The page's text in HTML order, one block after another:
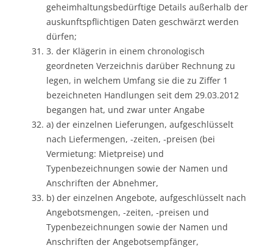
geheimhaltungsbedürftige Details außerhalb der
auskunftspflichtigen Daten geschwärzt werden
dürfen;
3. der Klägerin in einem chronologisch
geordneten Verzeichnis darüber Rechnung zu
legen, in welchem Umfang sie die zu Ziffer 1
bezeichneten Handlungen seit dem 29.03.2012
begangen hat, und zwar unter Angabe
a) der einzelnen Lieferungen, aufgeschlüsselt
nach Liefermengen, -zeiten, -preisen (bei
Vermietung: Mietpreise) und
Typenbezeichnungen sowie der Namen und
Anschriften der Abnehmer,
b) der einzelnen Angebote, aufgeschlüsselt nach
Angebotsmengen, -zeiten, -preisen und
Typenbezeichnungen sowie der Namen und
Anschriften der Angebotsempfänger,